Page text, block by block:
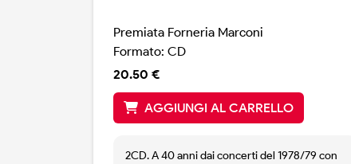
Premiata Forneria Marconi
Formato: CD
20.50 €
AGGIUNGI AL CARRELLO
2CD. A 40 anni dai concerti del 1978/79 con